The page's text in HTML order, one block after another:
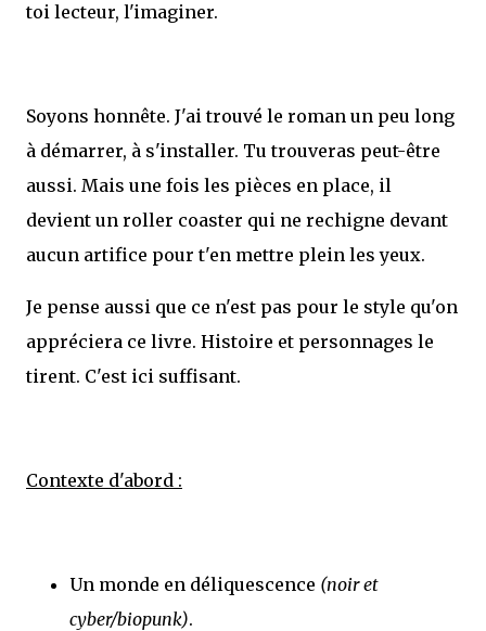
toi lecteur, l'imaginer.
Soyons honnête. J'ai trouvé le roman un peu long
à démarrer, à s'installer. Tu trouveras peut-être
aussi. Mais une fois les pièces en place, il
devient un roller coaster qui ne rechigne devant
aucun artifice pour t'en mettre plein les yeux.
Je pense aussi que ce n'est pas pour le style qu'on
appréciera ce livre. Histoire et personnages le
tirent. C'est ici suffisant.
Contexte d'abord :
Un monde en déliquescence (noir et
cyber/biopunk).